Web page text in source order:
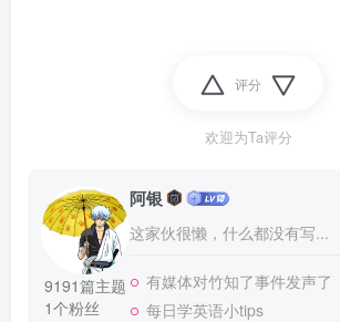
评分
欢迎为Ta评分
9191篇主题
1个粉丝
阿银
这家伙很懒，什么都没有写...
有媒体对竹知了事件发声了
每日学英语小tips